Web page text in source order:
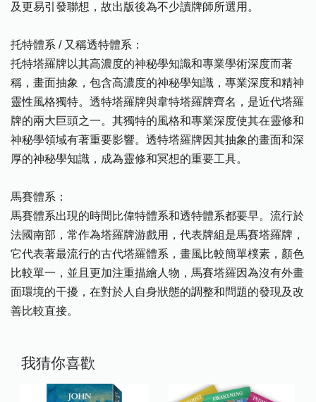
及更易引發聯想，故出版後為不少讀牌師所選用。
托特體系 / 又稱透特體系：
托特塔羅牌以其高濃度的神秘學知識和專業學術深度而著
稱，畫面抽象，包含高濃度的神秘學知識，專業深度和精神
靈性風格獨特。透特塔羅牌與韋特塔羅牌齊名，是近代塔羅
牌的兩大巨頭之一。其獨特的風格和專業深度使其在靈修和
神秘學領域有著重要影響。‌透特塔羅牌因其抽象的畫面和深
厚的神秘學知識，成為靈修和冥想的重要工具。
馬賽體系：
馬賽體系出現的時間比偉特體系和透特體系都要早。流行於
法國南部，常作為塔羅牌游戲用，代表牌組是馬賽塔羅牌，
它代表著最流行的古代塔羅體系，畫風比較簡單樸素，顏色
比較單一，並且更加注重描繪人物，馬賽塔羅因為沒有外畫
面環境的干擾，在對於人自身狀態的調整和問題的發現及改
善比較直接。
我猜你喜歡